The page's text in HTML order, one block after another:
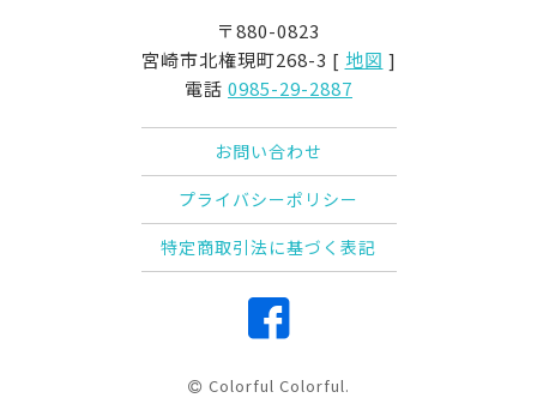
〒880-0823
宮崎市北権現町268-3 [ 地図 ]
電話 0985-29-2887
お問い合わせ
プライバシーポリシー
特定商取引法に基づく表記
Colorful Colorful.